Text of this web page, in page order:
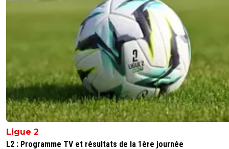
Ligue 2
L2 : Programme TV et résultats de la 1ère journée